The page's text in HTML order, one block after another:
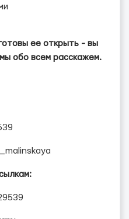
ее открыть - вы
обо всем расскажем.